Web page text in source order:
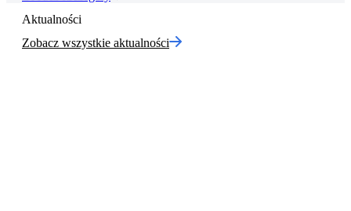
Aktualności
Zobacz wszystkie aktualności